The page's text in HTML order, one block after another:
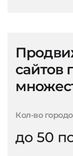
сайтов
Кол-во
до 50